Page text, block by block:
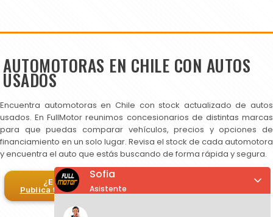
AUTOMOTORAS EN CHILE CON AUTOS
USADOS
Encuentra automotoras en Chile con stock actualizado de autos
usados. En FullMotor reunimos concesionarios de distintas marcas
para que puedas comparar vehículos, precios y opciones de
financiamiento en un solo lugar. Revisa el stock de cada automotora
y encuentra el auto que estás buscando de forma rápida y segura.
¿Eres automotora?
Publica tus autos en FullMotor
Sofia
Asistente